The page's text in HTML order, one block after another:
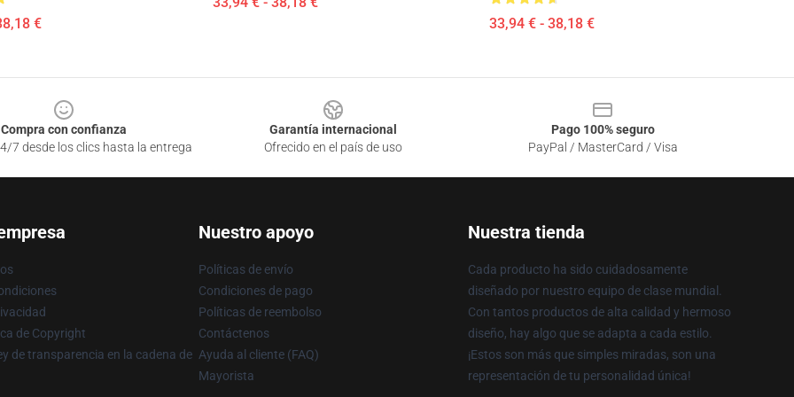
€ 33,94 € - 38,18 €
Compra con confianza
7 desde los clics hasta la entrega
Garantía internacional
Ofrecido en el país de uso
Pago 100% seguro
PayPal / MasterCard / Visa
de Copyright
de transparencia en la cadena de
Nuestro apoyo
Políticas de envío
Condiciones de pago
Políticas de reembolso
Contáctenos
Ayuda al cliente (FAQ)
Mayorista
Nuestra tienda
Cada producto ha sido cuidadosamente
diseñado por nuestro equipo de clase mundial.
Con tantos productos de alta calidad y hermoso
diseño, hay algo que se adapta a cada estilo.
¡Estos son más que simples miradas, son una
representación de tu personalidad única!